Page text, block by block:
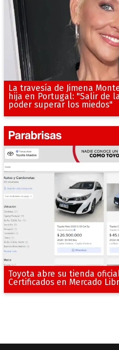
La travesía de Jimena
hija en Portugal: "Salir de
poder superar los miedos"
Toyota abre su tienda
Certificados en Mercado